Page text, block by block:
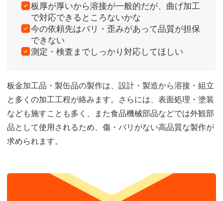
板厚が厚いから溶接が一般的だが、曲げ加工
で対応できるところないかな
今の依頼先はバリ・歪みがあって品質が担保
できない
測定・検査までしっかり対応してほしい
板金加工品・製缶品の製作は、設計・製造から溶接・組立
と多くの加工工程が絡みます。さらには、表面処理・塗装
なども施すことも多く、また食品機械部品などでは外観部
品として使用されるため、傷・バリがない高品質な製作が
求められます。